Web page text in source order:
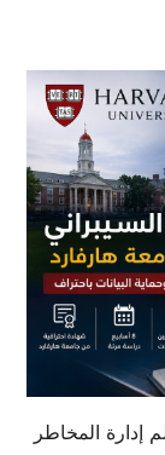
إدارة المخاطر